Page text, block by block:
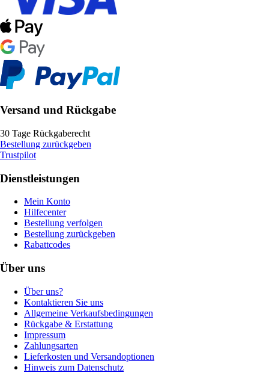
Versand und Rückgabe
30 Tage Rückgaberecht
Bestellung zurückgeben
Trustpilot
Dienstleistungen
Mein Konto
Hilfecenter
Bestellung verfolgen
Bestellung zurückgeben
Rabattcodes
Über uns
Über uns?
Kontaktieren Sie uns
Allgemeine Verkaufsbedingungen
Rückgabe & Erstattung
Impressum
Zahlungsarten
Lieferkosten und Versandoptionen
Hinweis zum Datenschutz